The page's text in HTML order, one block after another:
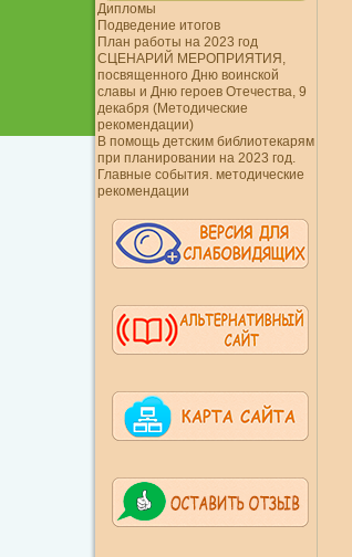
Дипломы
Подведение итогов
План работы на 2023 год
СЦЕНАРИЙ МЕРОПРИЯТИЯ,
посвященного Дню воинской
славы и Дню героев Отечества, 9
декабря (Методические
рекомендации)
В помощь детским библиотекарям
при планировании на 2023 год.
Главные события. методические
рекомендации